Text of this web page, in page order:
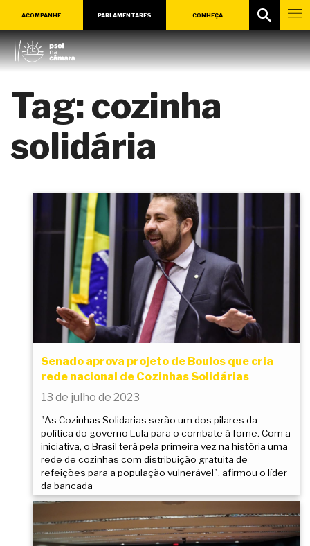
ACOMPANHE PARLAMENTARES CONHEÇA
Tag:cozinha
solidária
Senado aprova projeto de Boulos que cria
rede nacional de Cozinhas Solidárias
13 de julho de 2023
"As Cozinhas Solidarias serão um dos pilares da
política do governo Lula para o combate à fome. Com a
iniciativa, o Brasil terá pela primeira vez na história uma
rede de cozinhas com distribuição gratuita de
refeições para a população vulnerável", afirmou o líder
da bancada